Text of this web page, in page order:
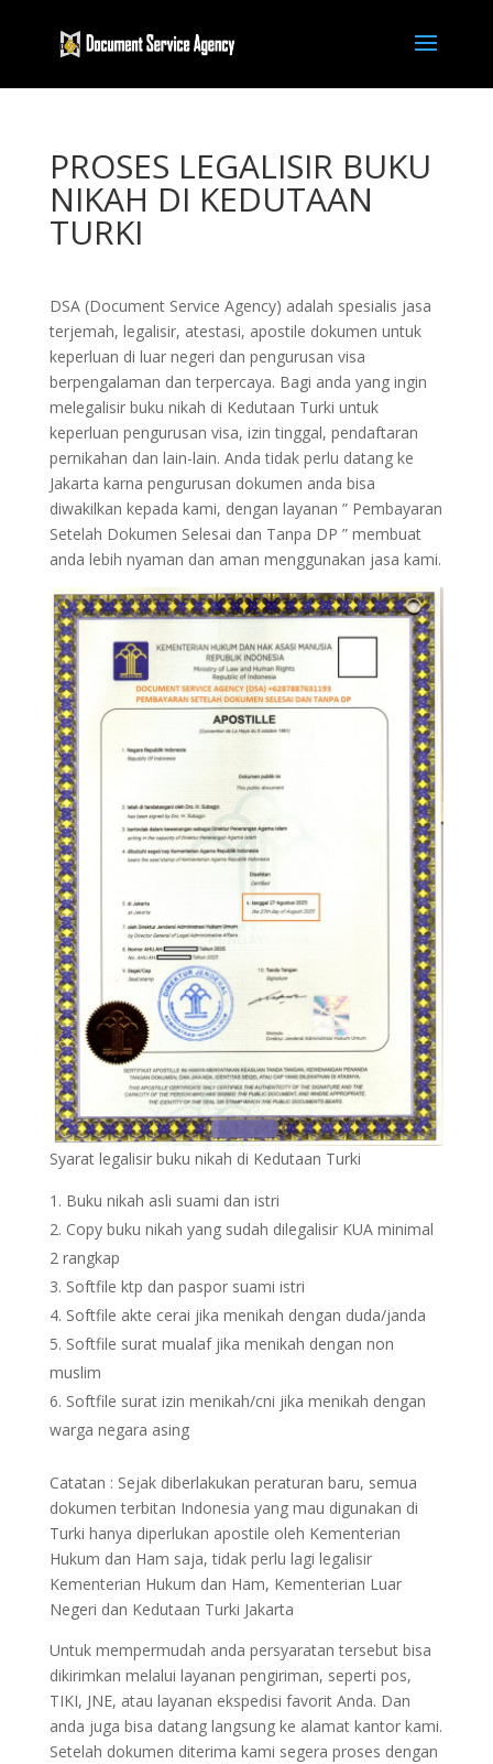
PROSES LEGALISIR BUKU
NIKAH DI KEDUTAAN
TURKI
DSA (Document Service Agency) adalah spesialis jasa
terjemah, legalisir, atestasi, apostile dokumen untuk
keperluan di luar negeri dan pengurusan visa
berpengalaman dan terpercaya. Bagi anda yang ingin
melegalisir buku nikah di Kedutaan Turki untuk
keperluan pengurusan visa, izin tinggal, pendaftaran
pernikahan dan lain-lain. Anda tidak perlu datang ke
Jakarta karna pengurusan dokumen anda bisa
diwakilkan kepada kami, dengan layanan ” Pembayaran
Setelah Dokumen Selesai dan Tanpa DP ” membuat
anda lebih nyaman dan aman menggunakan jasa kami.
Syarat legalisir buku nikah di Kedutaan Turki
Buku nikah asli suami dan istri
Copy buku nikah yang sudah dilegalisir KUA minimal
2 rangkap
Softfile ktp dan paspor suami istri
Softfile akte cerai jika menikah dengan duda/janda
Softfile surat mualaf jika menikah dengan non
muslim
Softfile surat izin menikah/cni jika menikah dengan
warga negara asing
Catatan : Sejak diberlakukan peraturan baru, semua
dokumen terbitan Indonesia yang mau digunakan di
Turki hanya diperlukan apostile oleh Kementerian
Hukum dan Ham saja, tidak perlu lagi legalisir
Kementerian Hukum dan Ham, Kementerian Luar
Negeri dan Kedutaan Turki Jakarta
Untuk mempermudah anda persyaratan tersebut bisa
dikirimkan melalui layanan pengiriman, seperti pos,
TIKI, JNE, atau layanan ekspedisi favorit Anda. Dan
anda juga bisa datang langsung ke alamat kantor kami.
Setelah dokumen diterima kami segera proses dengan